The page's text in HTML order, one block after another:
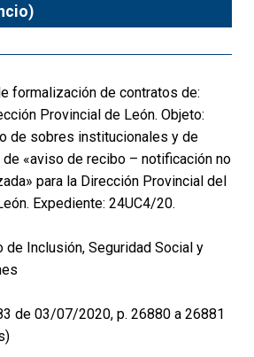
formalización de contratos de:
Provincial de León. Objeto:
de sobres institucionales y de
«aviso de recibo – notificación no
para la Dirección Provincial del
Expediente: 24UC4/20.
de Inclusión, Seguridad Social y
de 03/07/2020, p. 26880 a 26881